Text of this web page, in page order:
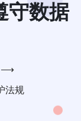
守数据
⟶
法规